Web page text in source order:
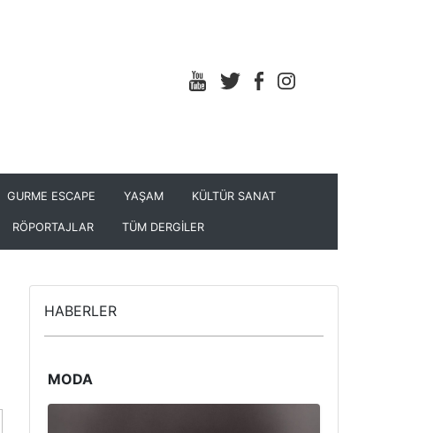
GURME ESCAPE YAŞAM KÜLTÜR SANAT
RÖPORTAJLAR TÜM DERGİLER
HABERLER
MODA